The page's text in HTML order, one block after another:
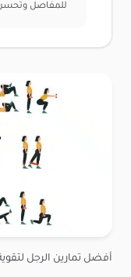
للمفاصل وتحسن
أفضل تمارين الرجل